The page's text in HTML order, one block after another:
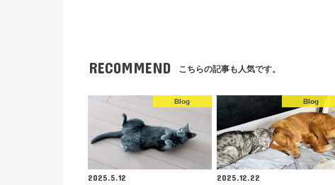
RECOMMEND こちらの記事も人気です。
Blog
2025.5.12
Blog
2025.12.22